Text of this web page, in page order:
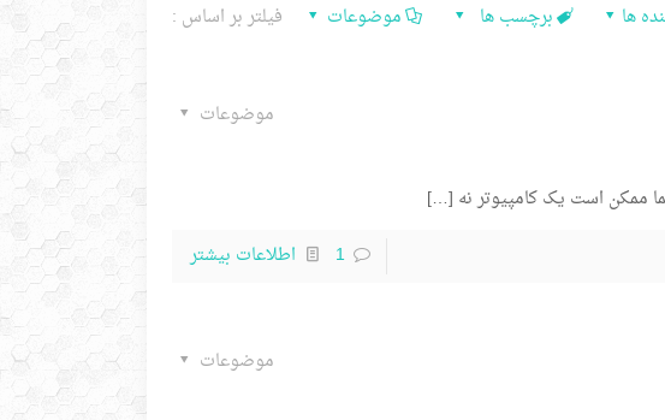
فیلتر بر اساس : موضوعات برچسب ها ها
موضوعات
ممکن است یک کامپیوتر نه […]
1 اطلاعات بیشتر
موضوعات